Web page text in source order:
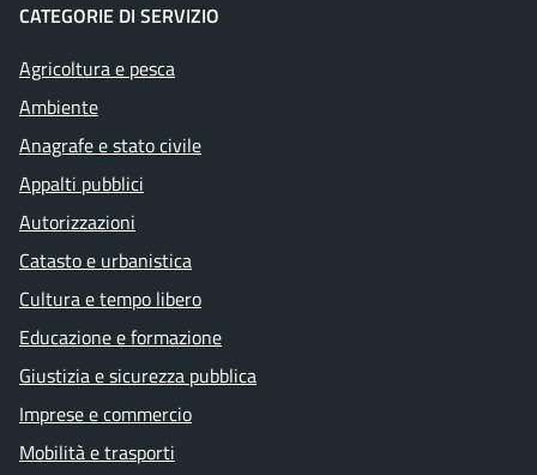
CATEGORIE DI SERVIZIO
Agricoltura e pesca
Ambiente
Anagrafe e stato civile
Appalti pubblici
Autorizzazioni
Catasto e urbanistica
Cultura e tempo libero
Educazione e formazione
Giustizia e sicurezza pubblica
Imprese e commercio
Mobilità e trasporti